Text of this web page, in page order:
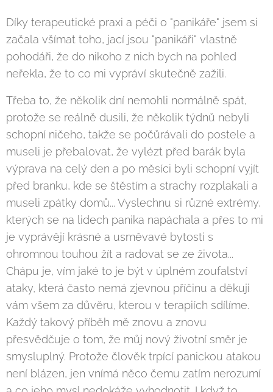
Díky terapeutické praxi a péči o "panikáře" jsem si
začala všímat toho, jací jsou "panikáři" vlastně
pohodáři, že do nikoho z nich bych na pohled
neřekla, že to co mi vypráví skutečně zažili.
Třeba to, že několik dní nemohli normálně spát,
protože se reálně dusili, že několik týdnů nebyli
schopní ničeho, takže se počůrávali do postele a
museli je přebalovat, že vylézt před barák byla
výprava na celý den a po měsíci byli schopní vyjít
před branku, kde se štěstím a strachy rozplakali a
museli zpátky domů... Vyslechnu si různé extrémy,
kterých se na lidech panika napáchala a přes to mi
je vyprávějí krásné a usměvavé bytosti s
ohromnou touhou žít a radovat se ze života...
Chápu je, vím jaké to je být v úplném zoufalství
ataky, která často nemá zjevnou příčinu a děkuji
vám všem za důvěru, kterou v terapiích sdílíme.
Každý takový příběh mě znovu a znovu
přesvědčuje o tom, že můj nový životní směr je
smysluplný. Protože člověk trpící panickou atakou
není blázen, jen vnímá něco čemu zatím nerozumí